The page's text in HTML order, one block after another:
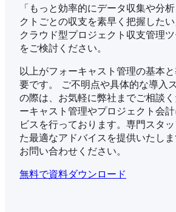
「もっと効率的にデータ収集や分
クトごとの収支を素早く把握した
クラウド型プロジェクト収支管理
をご検討ください。
以上がフォーキャスト管理の基本
要です。 ご不明点や具体的な導入
の際は、お気軽に弊社までご相談
ーキャスト管理やプロジェクト会
ビスを行っております。専門スタ
た最適なアドバイスを提供いたし
お問い合わせください。
無料で資料ダウンロード